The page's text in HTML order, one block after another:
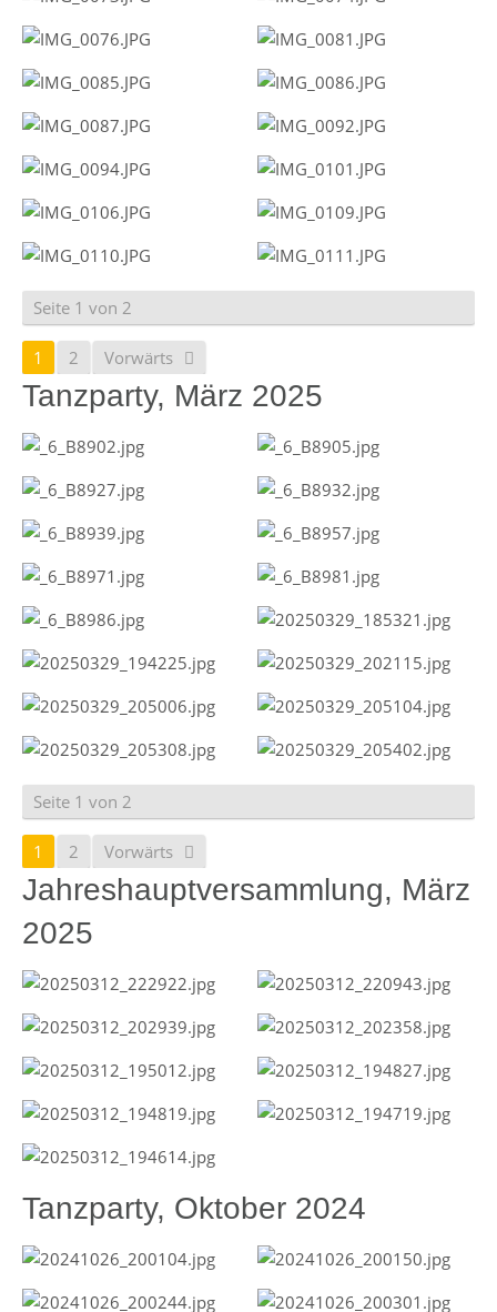
Seite 1 von 2
1 2 Vorwärts
Tanzparty, März 2025
Seite 1 von 2
1 2 Vorwärts
Jahreshauptversammlung, März
2025
Tanzparty, Oktober 2024